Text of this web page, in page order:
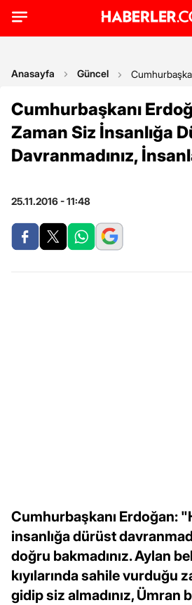
Anasayfa Güncel
Cumhurbaşkanı
Zaman Siz İnsanlığa
Davranmadınız,
25.11.2016 - 11:48
Cumhurbaşkanı Erdoğan:
insanlığa dürüst
doğru bakmadınız. Aylan
kıyılarında sahile vurduğu
gidip siz almadınız, Ümran